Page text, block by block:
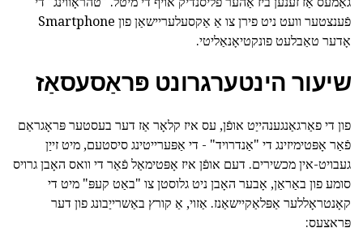
פֿענצטער וועט ניט פירן צו אַ אַקסעלעריישאַן פון Smartphone
אָדער טאַבלעט פונקטיאָנאַליטי.
שיעור הינטערגרונט פּראַסעסאַז
פון די פאַרגאַנגענהייַט אופֿן, עס איז קלאָר אַז דער בעסטער פּראָגראַם
פֿאַר אָפּטימיזינג די "אַנדרויד" - די אַפּערייטינג סיסטעם, מיט זייַן
געבויט-אין מכשירים. דעם אופֿן איז אָפּטימאַל פֿאַר די וואס האָבן גרויס
סומע פון באַראַן, אָבער האָבן ניט גלוסטן צו "באַט קעפּ" מיט די
קאָנטראָללער אַפּלאַקיישאַנז. אַזוי, אַ קורץ באַשרייַבונג פון דער
פּראָצעס: